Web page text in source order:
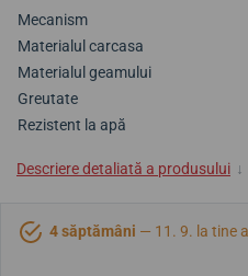
Mecanism
Materialul carcasa
Materialul geamului
Greutate
Rezistent la apă
Descriere detaliată a produsului ↓
4 săptămâni — 11. 9. la tine